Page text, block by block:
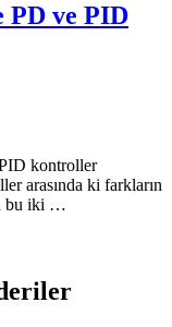
PD ve PID
kontroller
arasında ki farkların
bu iki …